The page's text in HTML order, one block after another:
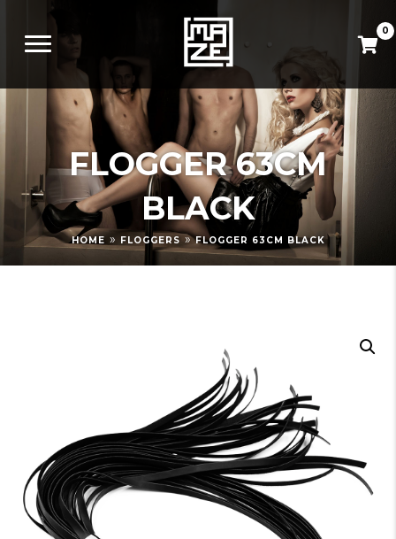
0
FLOGGER 63CM
BLACK
HOME » FLOGGERS » FLOGGER 63CM BLACK